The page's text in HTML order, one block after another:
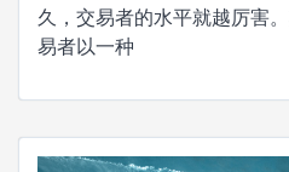
久，交易者的水平就越厉害
易者以一种